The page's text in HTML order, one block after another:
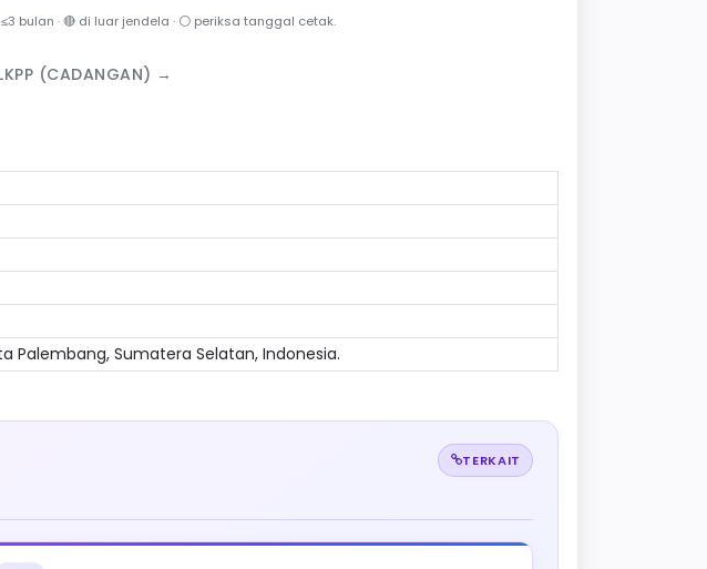
bulan ·🔴 di luar jendela · ⚪ periksa tanggal cetak.
(CADANGAN) →
Palembang, Sumatera Selatan, Indonesia.
TERKAIT